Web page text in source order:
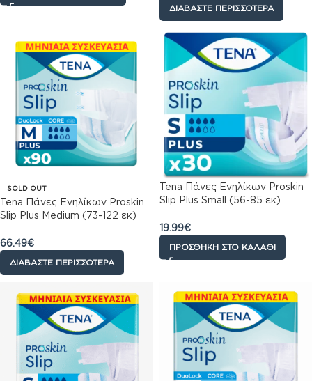
ΔΙΑΒΆΣΤΕ ΠΕΡΙΣΣΌΤΕΡΑ
SOLD OUT
Tena Πάνες Ενηλίκων Proskin
Slip Plus Medium (73-122 εκ)
(3*30τεμ)
66.49€
ΔΙΑΒΆΣΤΕ ΠΕΡΙΣΣΌΤΕΡΑ
Tena Πάνες Ενηλίκων Proskin
Slip Plus Small (56-85 εκ)
19.99€
ΠΡΟΣΘΉΚΗ ΣΤΟ ΚΑΛΆΘΙ